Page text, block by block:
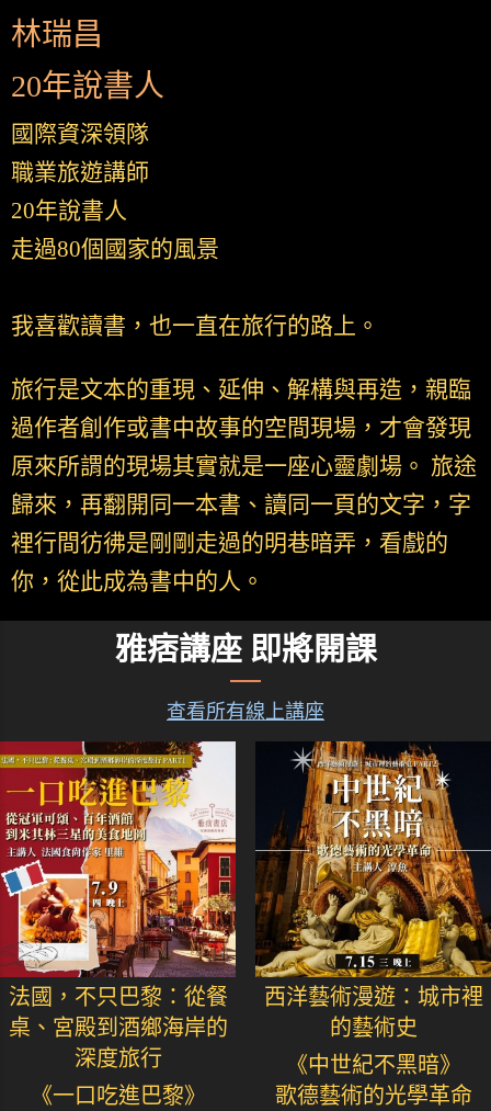
林瑞昌
20年說書人
國際資深領隊
職業旅遊講師
20年說書人
走過80個國家的風景
我喜歡讀書，也一直在旅行的路上。
旅行是文本的重現、延伸、解構與再造，親臨
過作者創作或書中故事的空間現場，才會發現
原來所謂的現場其實就是一座心靈劇場。 旅途
歸來，再翻開同一本書、讀同一頁的文字，字
裡行間彷彿是剛剛走過的明巷暗弄，看戲的
你，從此成為書中的人。
雅痞講座 即將開課
查看所有線上講座
法國，不只巴黎：從餐
桌、宮殿到酒鄉海岸的
深度旅行
《一口吃進巴黎》
西洋藝術漫遊：城市裡
的藝術史
《中世紀不黑暗》
歌德藝術的光學革命